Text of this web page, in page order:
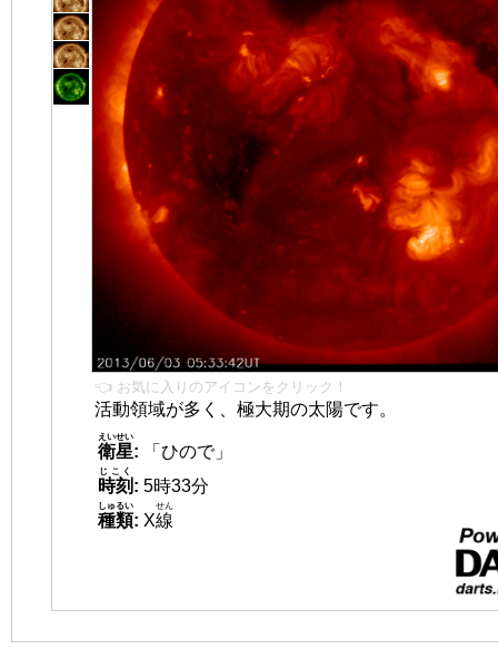
👈 お気に入りのアイコンをクリック！
活動領域が多く、極大期の太陽です。
衛星
えいせい
:
「ひので」
時刻
じこく
: 5時33分
種類
しゅるい
: X線
せん